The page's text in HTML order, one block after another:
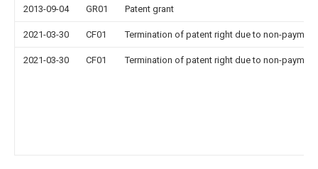
2013-09-04 GR01 Patent grant
2021-03-30 CF01 Termination of patent right due to non-
2021-03-30 CF01 Termination of patent right due to non-